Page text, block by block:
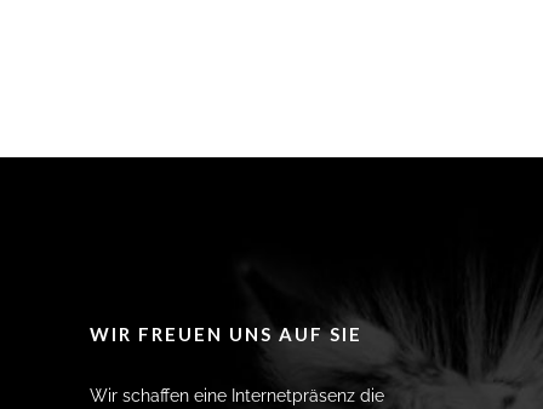
WIR FREUEN UNS AUF SIE
Wir schaffen eine Internetpräsenz die